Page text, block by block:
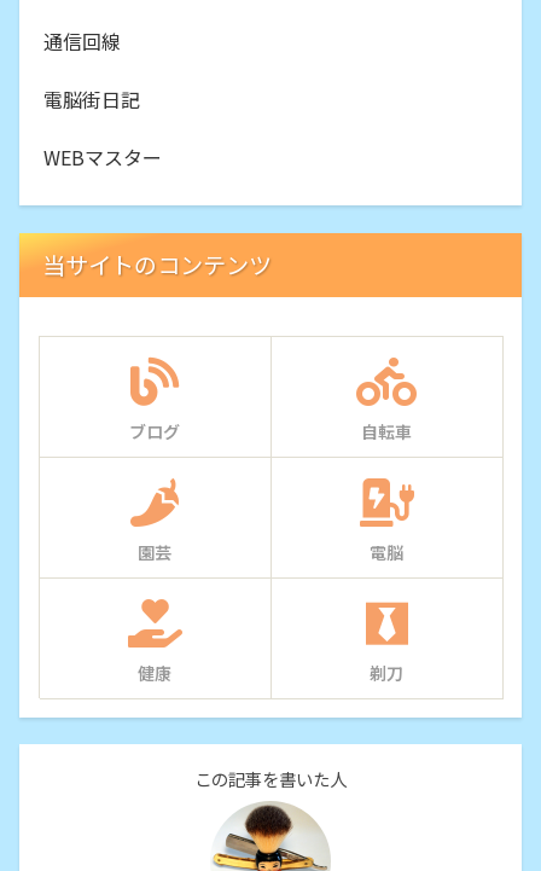
通信回線
電脳街日記
WEBマスター
当サイトのコンテンツ
ブログ 自転車
園芸 電脳
健康 剃刀
この記事を書いた人